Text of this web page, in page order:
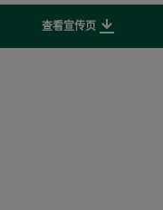
查看宣传页Downloads file